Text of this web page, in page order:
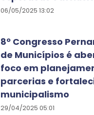
06/05/2025 13:02
8º Congresso
de Municípios é
foco em
parcerias e
municipalismo
29/04/2025 05:01